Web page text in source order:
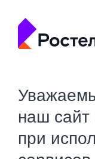
наш сайт
при